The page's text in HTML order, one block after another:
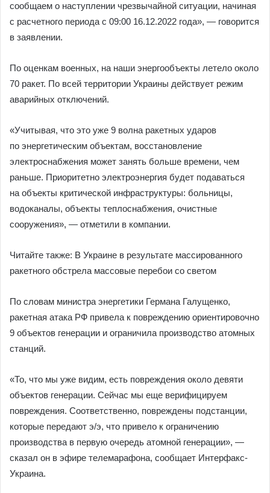
сообщаем о наступлении чрезвычайной ситуации, начиная
с расчетного периода с 09:00 16.12.2022 года», — говорится
в заявлении.
По оценкам военных, на наши энергообъекты летело около
70 ракет. По всей территории Украины действует режим
аварийных отключений.
«Учитывая, что это уже 9 волна ракетных ударов
по энергетическим объектам, восстановление
электроснабжения может занять больше времени, чем
раньше. Приоритетно электроэнергия будет подаваться
на объекты критической инфраструктуры: больницы,
водоканалы, объекты теплоснабжения, очистные
сооружения», — отметили в компании.
Читайте также: В Украине в результате массированного
ракетного обстрела массовые перебои со светом
По словам министра энергетики Германа Галущенко,
ракетная атака РФ привела к повреждению ориентировочно
9 объектов генерации и ограничила производство атомных
станций.
«То, что мы уже видим, есть повреждения около девяти
объектов генерации. Сейчас мы еще верифицируем
повреждения. Соответственно, повреждены подстанции,
которые передают э/э, что привело к ограничению
производства в первую очередь атомной генерации», —
сказал он в эфире телемарафона, сообщает Интерфакс-
Украина.